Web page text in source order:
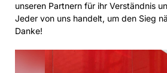
unseren Partnern für ihr Verständnis
Jeder von uns handelt, um den Sieg
Danke!